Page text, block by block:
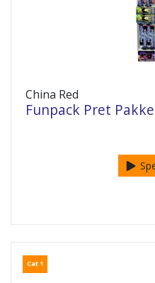
China Red
Funpack Pret
Cat 1